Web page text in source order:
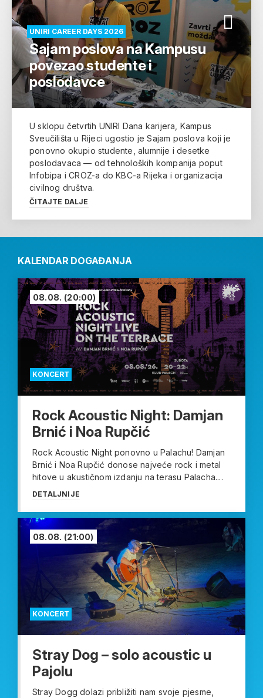
UNIRI CAREER DAYS 2026
Sajam poslova na Kampusu
povezao studente i
poslodavce
U sklopu četvrtih UNIRI Dana karijera, Kampus
Sveučilišta u Rijeci ugostio je Sajam poslova koji je
ponovno okupio studente, alumnije i desetke
poslodavaca — od tehnoloških kompanija poput
Infobipa i CROZ-a do KBC-a Rijeka i organizacija
civilnog društva.
ČITAJTE DALJE
KALENDAR DOGAĐANJA
KONCERT
08.08. (20:00)
Rock Acoustic Night: Damjan
Brnić i Noa Rupčić
Rock Acoustic Night ponovno u Palachu! Damjan
Brnić i Noa Rupčić donose najveće rock i metal
hitove u akustičnom izdanju na terasu Palacha....
DETALJNIJE
KONCERT
08.08. (21:00)
Stray Dog – solo acoustic u
Pajolu
Stray Dogg dolazi približiti nam svoje pjesme,